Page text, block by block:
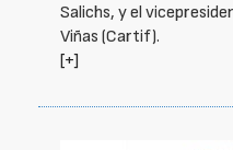
Salichs, y el
Viñas (Cartif).
[+]